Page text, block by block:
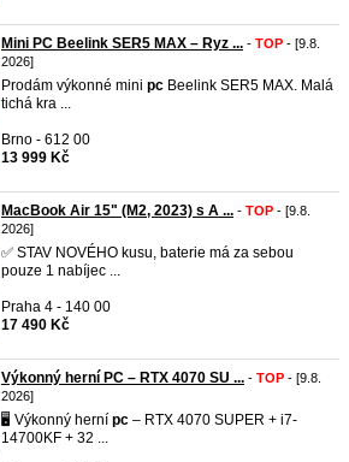
Mini PC Beelink SER5 MAX – Ryz ... - TOP - [9.8.
2026]
Prodám výkonné mini pc Beelink SER5 MAX. Malá
tichá kra ...
Brno - 612 00
13 999 Kč
MacBook Air 15" (M2, 2023) s A ... - TOP - [9.8.
2026]
✅ STAV NOVÉHO kusu, baterie má za sebou
pouze 1 nabíjec ...
Praha 4 - 140 00
17 490 Kč
Výkonný herní PC – RTX 4070 SU ... - TOP - [9.8.
2026]
🖥️ Výkonný herní pc – RTX 4070 SUPER + i7-
14700KF + 32 ...